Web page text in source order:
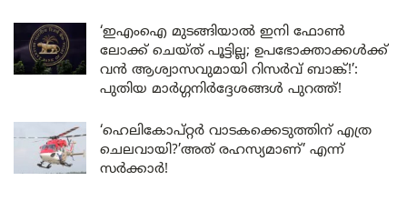
‘ഇഎംഐ മുടങ്ങിയാൽ ഇനി ഫോൺ
ലോക്ക് ചെയ്ത് പൂട്ടില്ല; ഉപഭോക്താക്കൾക്ക്
വൻ ആശ്വാസവുമായി റിസർവ് ബാങ്ക്!’:
പുതിയ മാർഗ്ഗനിർദ്ദേശങ്ങൾ പുറത്ത്!
‘ഹെലികോപ്റ്റർ വാടകക്കെടുത്തിന് എത്ര
ചെലവായി?’അത് രഹസ്യമാണ്’ എന്ന്
സർക്കാർ!